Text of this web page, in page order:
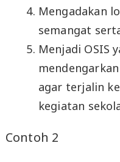
Mengadakan
semangat
Menjadi OSIS
agar terjalin
kegiatan
Contoh 2